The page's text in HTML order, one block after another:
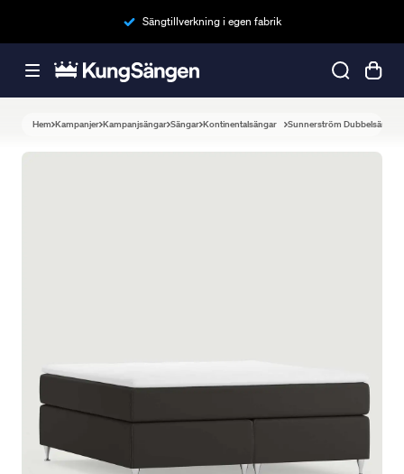
Sängtillverkning i egen fabrik
Hem Kampanjer Kampanjsängar Sängar Kontinentalsängar Sunnerström Dubbelsäng